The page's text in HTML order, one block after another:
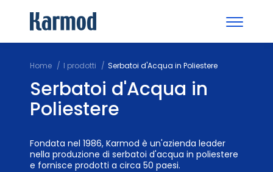
Home I prodotti Serbatoi d'Acqua in Poliestere
Serbatoi d'Acqua in
Poliestere
Fondata nel 1986, Karmod è un'azienda leader
nella produzione di serbatoi d'acqua in poliestere
e fornisce prodotti a circa 50 paesi.